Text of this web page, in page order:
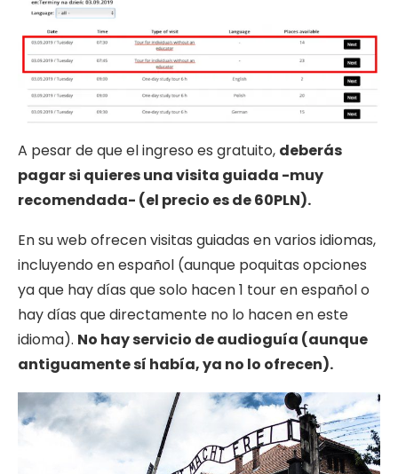
A pesar de que el ingreso es gratuito, deberás
pagar si quieres una visita guiada -muy
recomendada- (el precio es de 60PLN).
En su web ofrecen visitas guiadas en varios idiomas,
incluyendo en español (aunque poquitas opciones
ya que hay días que solo hacen 1 tour en español o
hay días que directamente no lo hacen en este
idioma). No hay servicio de audioguía (aunque
antiguamente sí había, ya no lo ofrecen).